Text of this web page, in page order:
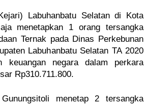
Labuhanbatu Selatan di Kota
menetapkan 1 orang tersangka
Ternak pada Dinas Perkebunan
Labuhanbatu Selatan TA 2020
keuangan negara dalam perkara
Rp310.711.800.
menetap 2 tersangka